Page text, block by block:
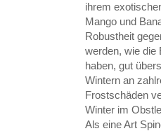
ihrem
Mango und
Robustheit
werden, wie die
haben, gut
Wintern an
Frostschäden
Winter im
Als eine Art